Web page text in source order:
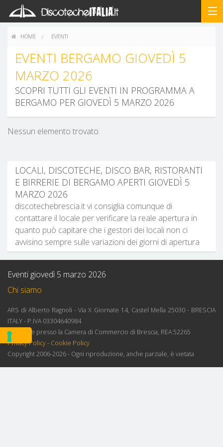
HOME EVENTI
EVENTI BERGAMO GIOVEDÌ 5
MARZO 2026
SCOPRI TUTTI GLI EVENTI IN PROGRAMMA A
BERGAMO PER GIOVEDÌ 5 MARZO 2026
Nessun elemento trovato.
LOCALI, DISCOTECHE, DISCO BAR, RISTORANTI
E BIRRERIE DI BERGAMO APERTI GIOVEDÌ 5
MARZO 2026
discotechebrescia.it vi consiglia comunque di
contattare il locale per verificare la reale apertura in
quanto può capitare che i gestori dei locali non ci
avvisino sempre sulle variazioni dei giorni di apertura
Eventi giovedì 5 marzo 2026
Chi siamo
ARS di Alberto Ragnoli - Via X Giornate 14, Castel Mella 25030 - BRESCIA
ITALY - P.IVA 03304640984
Iscrizione presso la Camera di Commercio di Brescia, REA 52265
Privacy Policy- Cookie Policy
Copyright 2006-2026 - Ogni riproduzione, anche parziale, è vietata